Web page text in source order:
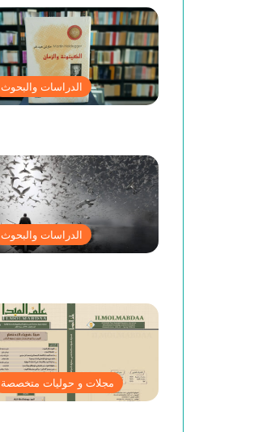
الدراسات والبحوث
الدراسات والبحوث
مجلات و حوليات متخصصة